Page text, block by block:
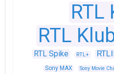
RTL
RTL
RTL Spike RTL+
Sony MAX Sony Movie